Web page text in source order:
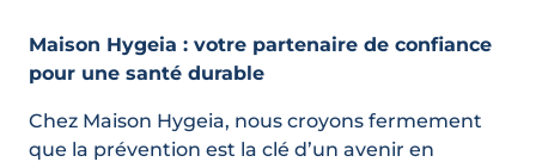
Maison Hygeia : votre partenaire de confiance
pour une santé durable
Chez Maison Hygeia, nous croyons fermement
que la prévention est la clé d’un avenir en